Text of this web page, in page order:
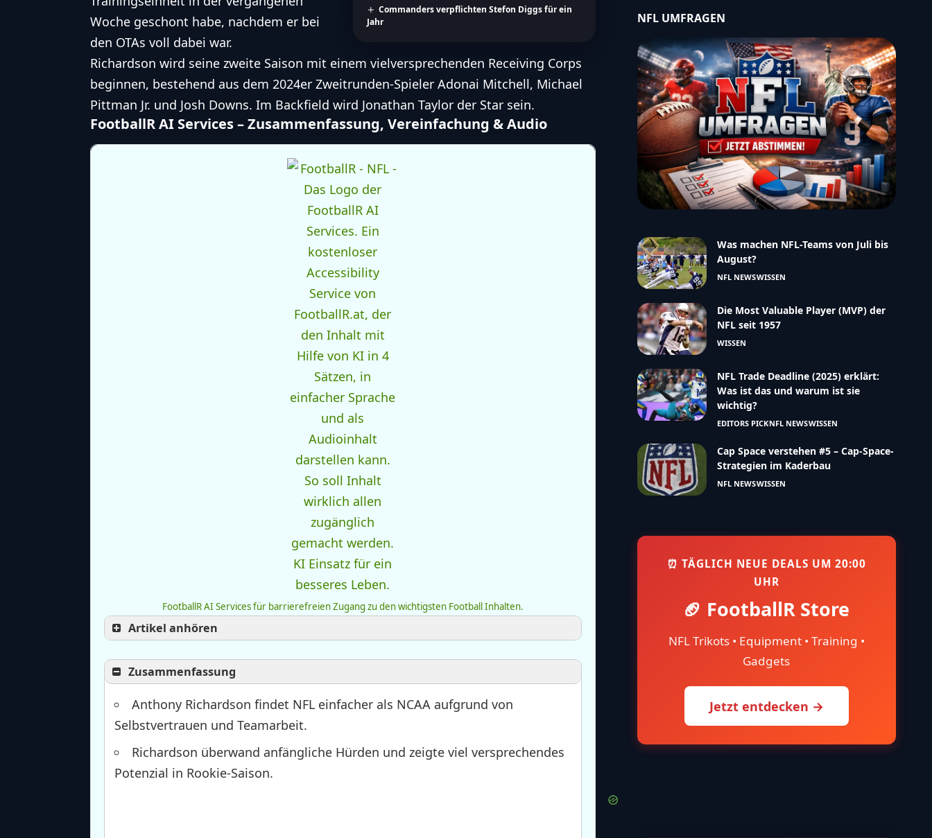
Commanders verpflichten Stefon Diggs für ein
Jahr
Woche geschont habe, nachdem er bei
den OTAs voll dabei war.
Richardson wird seine zweite Saison mit einem vielversprechenden Receiving Corps
beginnen, bestehend aus dem 2024er Zweitrunden-Spieler Adonai Mitchell, Michael
Pittman Jr. und Josh Downs. Im Backfield wird Jonathan Taylor der Star sein.
FootballR AI Services – Zusammenfassung, Vereinfachung & Audio
FootballR AI Services für barrierefreien Zugang zu den wichtigsten Football Inhalten.
Artikel anhören
Zusammenfassung
Anthony Richardson findet NFL einfacher als NCAA aufgrund von
Selbstvertrauen und Teamarbeit.
Richardson überwand anfängliche Hürden und zeigte viel versprechendes
Potenzial in Rookie-Saison.
NFL UMFRAGEN
Was machen NFL-Teams von Juli bis
August?
NFL NEWSWISSEN
Die Most Valuable Player (MVP) der
NFL seit 1957
WISSEN
NFL Trade Deadline (2025) erklärt:
Was ist das und warum ist sie
wichtig?
EDITORS PICKNFL NEWSWISSEN
Cap Space verstehen #5 – Cap-Space-
Strategien im Kaderbau
NFL NEWSWISSEN
⏰ TÄGLICH NEUE DEALS UM 20:00
UHR
🏈 FootballR Store
NFL Trikots • Equipment • Training •
Gadgets
Jetzt entdecken →